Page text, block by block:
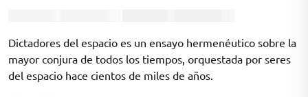
COP 23.000
through
COP 70.000
COP 20.700
through
Dictadores del espacio es un ensayo hermenéutico sobre la
mayor conjura de todos los tiempos, orquestada por seres
del espacio hace cientos de miles de años.